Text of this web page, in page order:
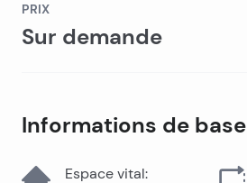
PRIX
Sur demande
Informations de base
Espace vital: